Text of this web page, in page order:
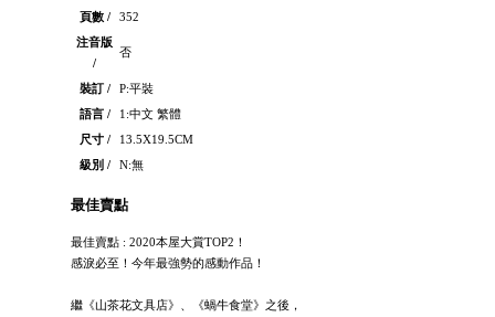
頁數 /
352
注音版
/
否
裝訂 /
P:平裝
語言 /
1:中文 繁體
尺寸 /
13.5X19.5CM
級別 /
N:無
最佳賣點
最佳賣點 : 2020本屋大賞TOP2！
感淚必至！今年最強勢的感動作品！
繼《山茶花文具店》、《蝸牛食堂》之後，